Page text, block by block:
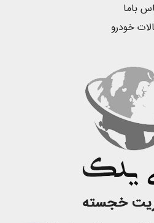
باما
خودرو